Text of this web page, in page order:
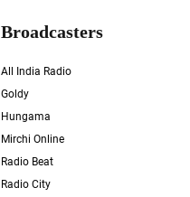
Broadcasters
All India Radio
Goldy
Hungama
Mirchi Online
Radio Beat
Radio City